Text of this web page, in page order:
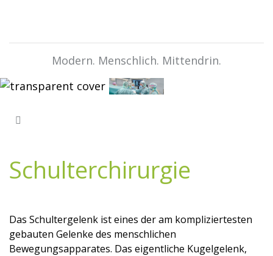
Modern. Menschlich. Mittendrin.
Schulterchirurgie
Das Schultergelenk ist eines der am kompliziertesten
gebauten Gelenke des menschlichen
Bewegungsapparates. Das eigentliche Kugelgelenk,